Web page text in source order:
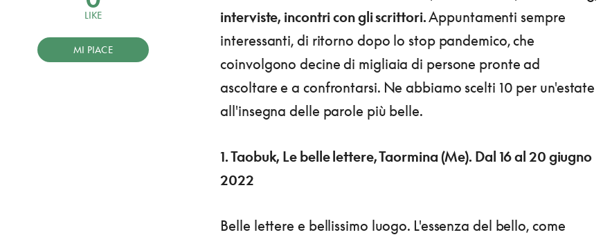
interviste, incontri con gli scrittori.Appuntamenti sempre
interessanti, di ritorno dopo lo stop pandemico, che
coinvolgono decine di migliaia di persone pronte ad
ascoltare e a confrontarsi. Ne abbiamo scelti 10 per un'estate
all'insegna delle parole più belle.
1. Taobuk, Le belle lettere, Taormina (Me). Dal 16 al 20 giugno
2022
Belle lettere e bellissimo luogo. L'essenza del bello, come
LIKE
MI PIACE